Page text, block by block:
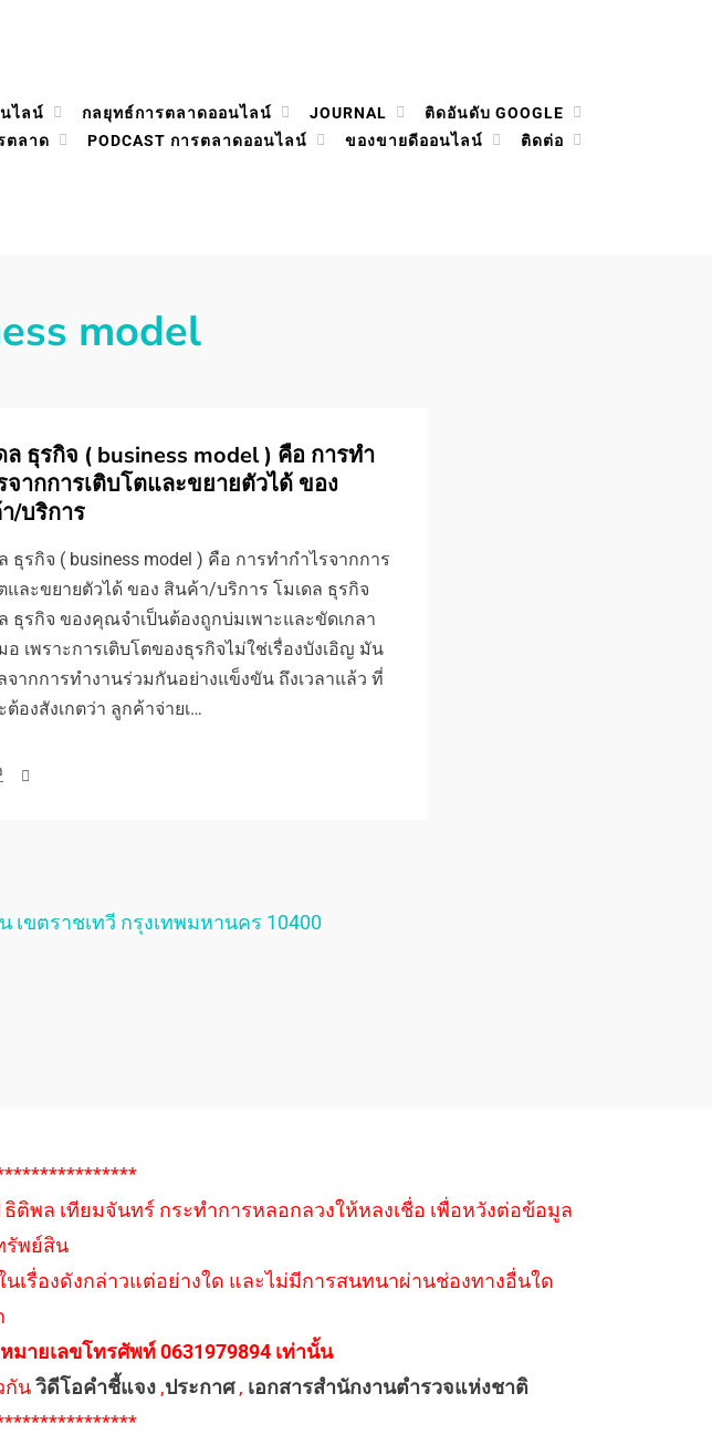
ไลน์ กลยุทธ์การตลาดออนไลน์ JOURNAL
ติดอันดับ GOOGLE
ตลาด PODCAST การตลาดออนไลน์ ของขายดีออนไลน์ ติดต่อ
model
ล ธุรกิจ ( business model ) คือ การทำ
จากการเติบโตและขยายตัวได้ ของ
/บริการ
ธุรกิจ ( business model ) คือ การทำกำไรจากการ
และขยายตัวได้ ของ สินค้า/บริการ โมเดล ธุรกิจ
ธุรกิจ ของคุณจำเป็นต้องถูกบ่มเพาะและขัดเกลา
อ เพราะการเติบโตของธุรกิจไม่ใช่เรื่องบังเอิญ มัน
จากการทำงานร่วมกันอย่างแข็งขัน ถึงเวลาแล้ว ที่
องสังเกตว่า ลูกค้าจ่ายเ…
เขตราชเทวี กรุงเทพมหานคร 10400
พล เทียมจันทร์ กระทำการหลอกลวงให้หลงเชื่อ เพื่อหวังต่อข้อมูล
รัพย์สิน
เรื่องดังกล่าวแต่อย่างใด และไม่มีการสนทนาผ่านช่องทางอื่นใด
ายเลขโทรศัพท์ 0631979894 เท่านั้น
กันวิดีโอคำชี้แจง,ประกาศ, เอกสารสำนักงานตำรวจแห่งชาติ